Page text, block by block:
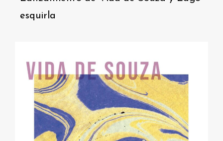
esquirla